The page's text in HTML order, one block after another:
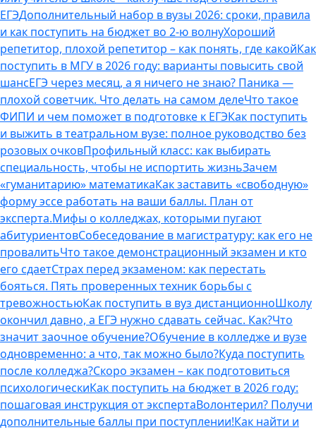
ЕГЭДополнительный набор в вузы 2026: сроки, правила
и как поступить на бюджет во 2‑ю волнуХороший
репетитор, плохой репетитор – как понять, где какойКак
поступить в МГУ в 2026 году: варианты повысить свой
шансЕГЭ через месяц, а я ничего не знаю? Паника —
плохой советчик. Что делать на самом делеЧто такое
ФИПИ и чем поможет в подготовке к ЕГЭКак поступить
и выжить в театральном вузе: полное руководство без
розовых очковПрофильный класс: как выбирать
специальность, чтобы не испортить жизньЗачем
«гуманитарию» математикаКак заставить «свободную»
форму эссе работать на ваши баллы. План от
эксперта.Мифы о колледжах, которыми пугают
абитуриентовСобеседование в магистратуру: как его не
провалитьЧто такое демонстрационный экзамен и кто
его сдаетСтрах перед экзаменом: как перестать
бояться. Пять проверенных техник борьбы с
тревожностьюКак поступить в вуз дистанционноШколу
окончил давно, а ЕГЭ нужно сдавать сейчас. Как?Что
значит заочное обучение?Обучение в колледже и вузе
одновременно: а что, так можно было?Куда поступить
после колледжа?Скоро экзамен – как подготовиться
психологическиКак поступить на бюджет в 2026 году:
пошаговая инструкция от экспертаВолонтерил? Получи
дополнительные баллы при поступлении!Как найти и